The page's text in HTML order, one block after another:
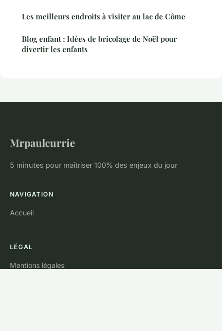
Les meilleurs endroits à visiter au lac de Côme
Blog enfant : Idées de bricolage de Noël pour
divertir les enfants
Mrpaulcurrie
5 minutes pour maîtriser 100% des enjeux du jour
NAVIGATION
Accueil
LÉGAL
Mentions légales